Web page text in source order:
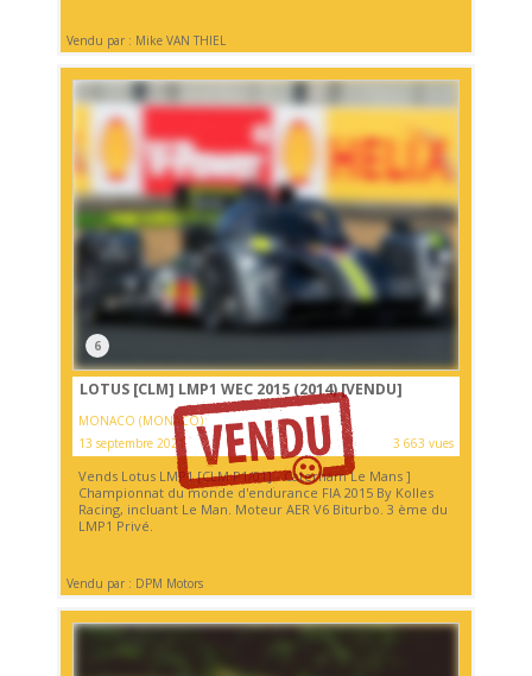
Vendu par : Mike VAN THIEL
6
LOTUS [CLM] LMP1 WEC 2015 (2014)[VENDU]
MONACO (MONACO)
13 septembre 2021
3 663 vues
Vends Lotus LMP1 [CLM P1/01] - Caterham Le Mans ]
Championnat du monde d'endurance FIA 2015 By Kolles
Racing, incluant Le Man. Moteur AER V6 Biturbo. 3 ème du
LMP1 Privé.
Vendu par : DPM Motors